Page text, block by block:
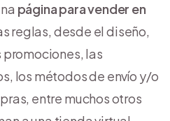
página para vender en
reglas, desde el diseño,
las
los métodos de envío y/o
entre muchos otros